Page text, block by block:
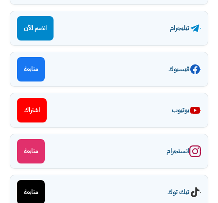
تيليجرام انضم الآن
فيسبوك متابعة
يوتيوب اشتراك
انستجرام متابعة
تيك توك متابعة